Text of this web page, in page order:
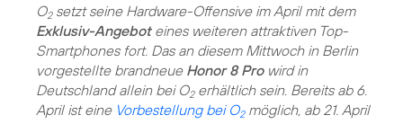
O2setzt seine Hardware-Offensive im April mit dem
Exklusiv-Angeboteines weiteren attraktiven Top-
Smartphones fort. Das an diesem Mittwoch in Berlin
vorgestellte brandneue Honor 8 Prowird in
Deutschland allein bei O2erhältlich sein. Bereits ab 6.
April ist eine Vorbestellung bei O2möglich, ab 21. April